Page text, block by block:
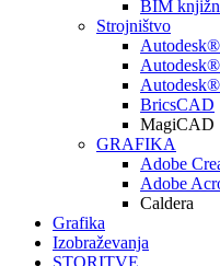
BIM
Strojništvo
BricsCAD
MagiCAD
GRAFIKA
Adobe
Adobe
Caldera
Grafika
Izobraževanja